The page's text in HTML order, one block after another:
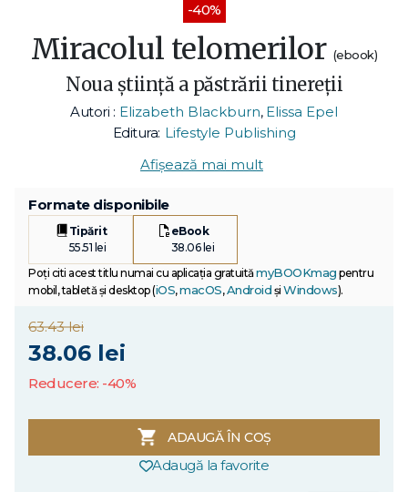
-40%
Miracolul telomerilor (ebook)
Noua știință a păstrării tinereții
Autori : Elizabeth Blackburn, Elissa Epel
Editura: Lifestyle Publishing
Afișează mai mult
Formate disponibile
Tipărit
55.51 lei
eBook
38.06 lei
Poți citi acest titlu numai cu aplicația gratuitămyBOOKmag pentru
mobil, tabletă și desktop (iOS,macOS,Android și Windows).
63.43 lei
38.06 lei
Reducere: -40%
ADAUGĂ ÎN COȘ
Adaugă la favorite